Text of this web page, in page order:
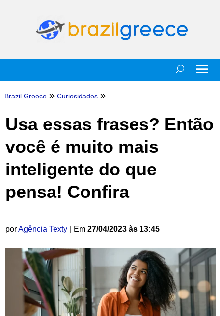
Brazil Greece » Curiosidades »
Usa essas frases? Então
você é muito mais
inteligente do que
pensa! Confira
porAgência Texty | Em 27/04/2023 às 13:45